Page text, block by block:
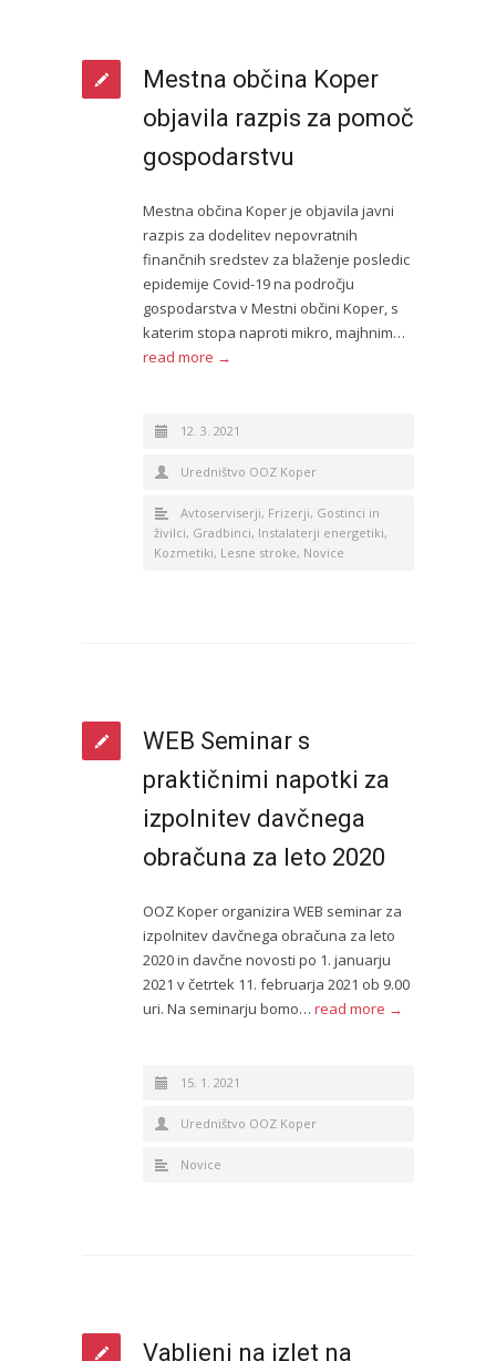
Mestna občina Koper
objavila razpis za pomoč
gospodarstvu
Mestna občina Koper je objavila javni
razpis za dodelitev nepovratnih
finančnih sredstev za blaženje posledic
epidemije Covid-19 na področju
gospodarstva v Mestni občini Koper, s
katerim stopa naproti mikro, majhnim…
read more →
12. 3. 2021
Uredništvo OOZ Koper
Avtoserviserji, Frizerji, Gostinci in
živilci, Gradbinci, Instalaterji energetiki,
Kozmetiki, Lesne stroke, Novice
WEB Seminar s
praktičnimi napotki za
izpolnitev davčnega
obračuna za leto 2020
OOZ Koper organizira WEB seminar za
izpolnitev davčnega obračuna za leto
2020 in davčne novosti po 1. januarju
2021 v četrtek 11. februarja 2021 ob 9.00
uri. Na seminarju bomo… read more →
15. 1. 2021
Uredništvo OOZ Koper
Novice
Vabljeni na izlet na